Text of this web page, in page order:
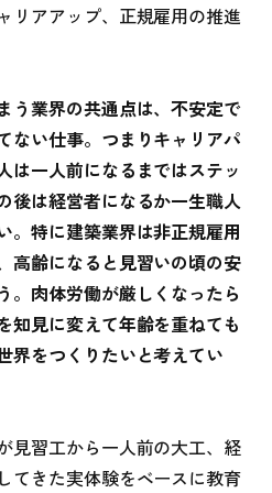
リアアップ、正規雇用の推進
う業界の共通点は、不安定で
ない仕事。つまりキャリアパ
は一人前になるまではステッ
後は経営者になるか一生職人
。特に建築業界は非正規雇用
高齢になると見習いの頃の安
。肉体労働が厳しくなったら
知見に変えて年齢を重ねても
界をつくりたいと考えてい
見習工から一人前の大工、経
てきた実体験をベースに教育